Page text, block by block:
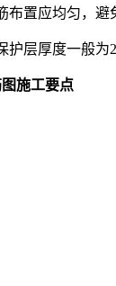
布置应均匀，避
护层厚度一般为
施工要点